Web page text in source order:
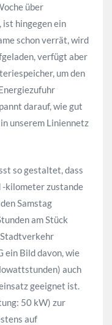
über
hingegen ein
schon verrät, wird
verfügt aber
um den
darauf, wie gut
unserem Liniennetz
so gestaltet, dass
-kilometer zustande
Samstag
am Stück
ein Bild davon, wie
auch
geeignet ist.
50 kW) zur
auf